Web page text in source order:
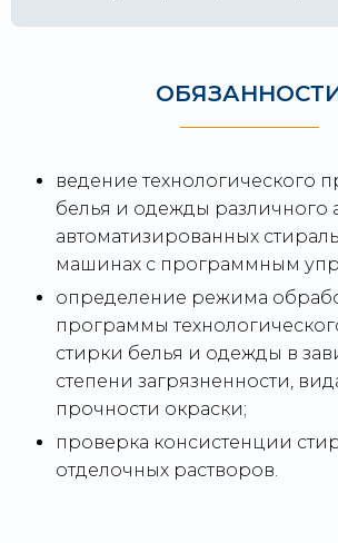
ведение технологического
белья и одежды различного
автоматизированных
машинах с программным
определение режима
программы
стирки белья и одежды в
степени загрязненности,
прочности окраски;
проверка консистенции
отделочных растворов.